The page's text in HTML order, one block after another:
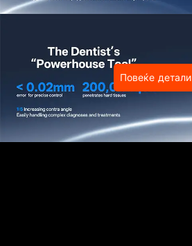
Повеќе детали